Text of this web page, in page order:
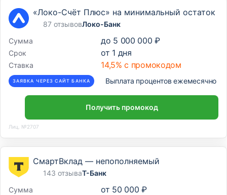
«Локо-Счёт Плюс» на минимальный остаток
87 отзывовЛоко-Банк
Сумма
до 5 000 000 ₽
Срок от 1 дня
Ставка 14,5% с промокодом
ЗАЯВКА ЧЕРЕЗ САЙТ БАНКА Выплата процентов ежемесячно
Получить промокод
Лиц. №2707
СмартВклад — непополняемый
143 отзываТ-Банк
Сумма
от 50 000 ₽